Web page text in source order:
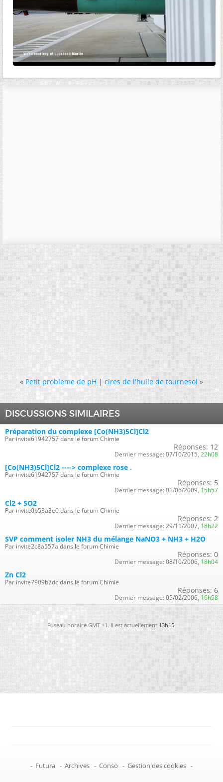
« Petit probleme de pH|cires de l'huile de tournesol »
DISCUSSIONS SIMILAIRES
Préparation du complexe [Co(NH3)5Cl]Cl2
Par invite61942757 dans le forum Chimie
Réponses: 12
Dernier message: 07/10/2015, 22h08
[Co(NH3)5Cl]Cl2 ----> complexe rose .
Par invite61942757 dans le forum Chimie
Réponses: 5
Dernier message: 01/06/2009, 15h57
Cl2 + SO2
Par invite0b53a3e0 dans le forum Chimie
Réponses: 2
Dernier message: 29/11/2007, 18h22
SVP comment isoler NH3 du mélange NaNO3 + NH3 + H2O
Par invite2c8a557a dans le forum Chimie
Réponses: 0
Dernier message: 08/10/2006, 18h04
Zn Cl2
Par invite7909b7dc dans le forum Chimie
Réponses: 6
Dernier message: 05/02/2006, 16h58
Fuseau horaire GMT +1. Il est actuellement13h15.
- Futura - Archives - Conso - Gestion des cookies -